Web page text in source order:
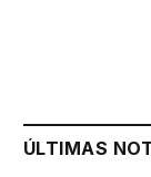
ÚLTIMAS